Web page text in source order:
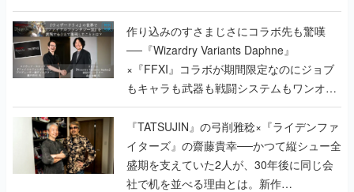
×『FFXI』コラボが期間限定なのにジョブ
もキャラも武器も戦闘システムもワンオフ
で作り込まれた理由を両ディレクターに聞
く
『TATSUJIN』の弓削雅稔×『ライデンファ
イターズ』の齋藤貴幸──かつて縦シュー全
盛期を支えていた2人が、30年後に同じ会
社で机を並べる理由とは。新作
『TATSUJIN EXTREME』で初タッグを組
んだレジェンド2人に訊く開発秘話
実写映像1000分、ルート分岐100種類以
上。配信開始5日で100万本を売った、中国